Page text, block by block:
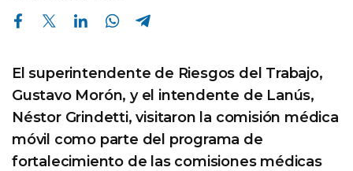
Compartir en Facebook Compartir en Twitter Compartir en Linkedin Compartir en Whatsapp
El superintendente de Riesgos del Trabajo,
Gustavo Morón, y el intendente de Lanús,
Néstor Grindetti, visitaron la comisión médica
móvil como parte del programa de
fortalecimiento de las comisiones médicas